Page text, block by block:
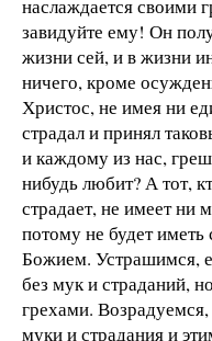
наслаждается своими
завидуйте ему! Он
жизни сей, и в жизни
ничего, кроме
Христос, не имея ни
страдал и принял
и каждому из нас,
нибудь любит? А тот,
страдает, не имеет ни
потому не будет
Божием. Устрашимся,
без мук и страданий,
грехами.
муки и страдания и